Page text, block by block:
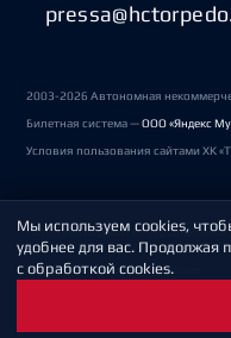
2003-2026 Автономная
Билетная система —ООО «Яндекс
Условия пользования сайтами ХК
Политика обработки персональных
Пользовательское соглашение
Мы используем cookies,
удобнее для вас. Продолжая
с обработкой cookies.